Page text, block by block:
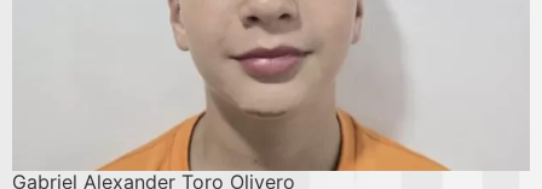
Gabriel Alexander Toro Olivero